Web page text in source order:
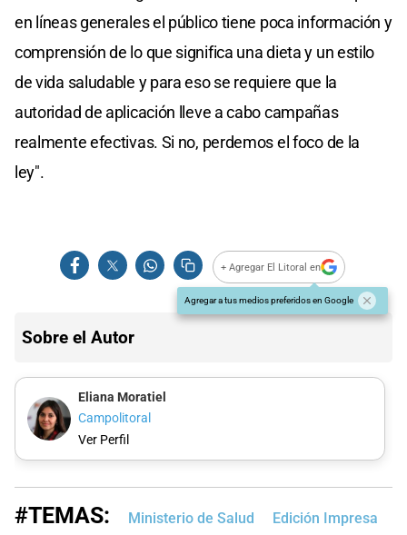
en líneas generales el público tiene poca información y
comprensión de lo que significa una dieta y un estilo
de vida saludable y para eso se requiere que la
autoridad de aplicación lleve a cabo campañas
realmente efectivas. Si no, perdemos el foco de la
ley".
+ Agregar El Litoral en
Agregar a tus medios preferidos en Google
Sobre el Autor
Eliana Moratiel
Campolitoral
Ver Perfil
#TEMAS: Ministerio de Salud Edición Impresa